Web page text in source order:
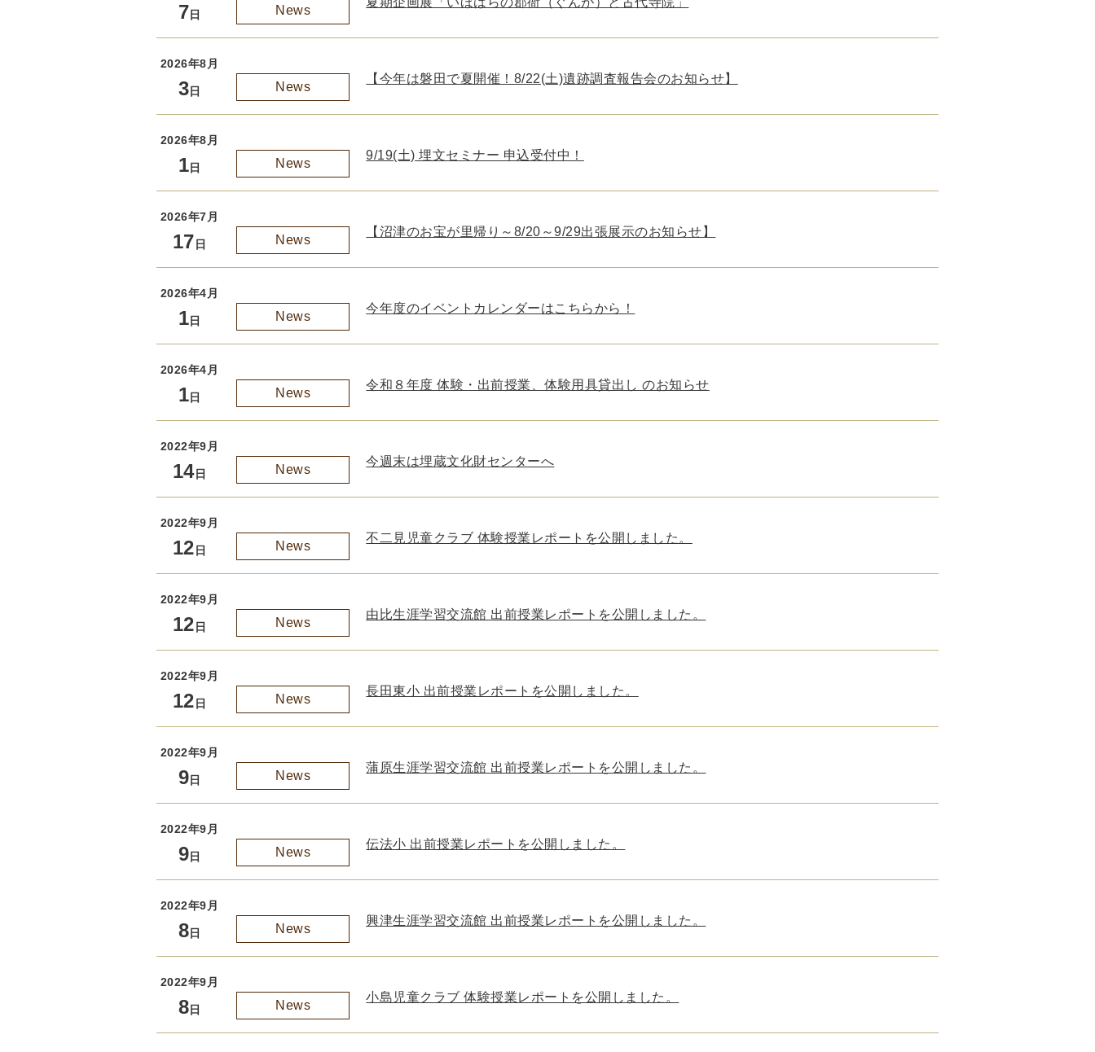
7日 News
2026年8月
3日 News
【今年は磐田で夏開催！8/22(土)遺跡調査報告会のお知らせ】
2026年8月
1日 News
9/19(土) 埋文セミナー 申込受付中！
2026年7月
17 日 News
【沼津のお宝が里帰り～8/20～9/29出張展示のお知らせ】
2026年4月
1日 News
今年度のイベントカレンダーはこちらから！
2026年4月
1日 News
令和８年度 体験・出前授業、体験用具貸出し のお知らせ
2022年9月
14日 News
今週末は埋蔵文化財センターへ
2022年9月
12 日 News
不二見児童クラブ 体験授業レポートを公開しました。
2022年9月
12 日 News
由比生涯学習交流館 出前授業レポートを公開しました。
2022年9月
12 日 News
長田東小 出前授業レポートを公開しました。
2022年9月
9日 News
蒲原生涯学習交流館 出前授業レポートを公開しました。
2022年9月
9日 News
伝法小 出前授業レポートを公開しました。
2022年9月
8日 News
興津生涯学習交流館 出前授業レポートを公開しました。
2022年9月
8日 News
小島児童クラブ 体験授業レポートを公開しました。